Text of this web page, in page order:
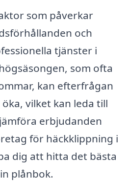
som påverkar
och
tjänster i
som ofta
kan efterfrågan
vilket kan leda till
erbjudanden
för häckklippning i
dig att hitta det bästa
plånbok.